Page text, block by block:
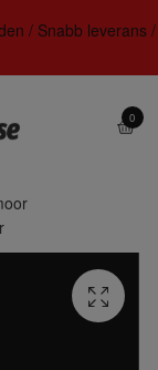
/ Snabb leverans /
0